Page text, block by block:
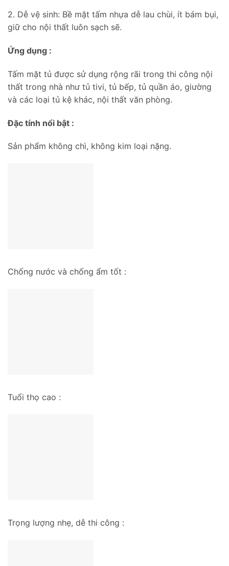
2. Dễ vệ sinh: Bề mặt tấm nhựa dễ lau chùi, ít bám bụi,
giữ cho nội thất luôn sạch sẽ.
Ứng dụng :
Tấm mặt tủ được sử dụng rộng rãi trong thi công nội
thất trong nhà như tủ tivi, tủ bếp, tủ quần áo, giường
và các loại tủ kệ khác, nội thất văn phòng.
Đặc tính nổi bật :
Sản phẩm không chì, không kim loại nặng.
Chống nước và chống ẩm tốt :
Tuổi thọ cao :
Trọng lượng nhẹ, dễ thi công :